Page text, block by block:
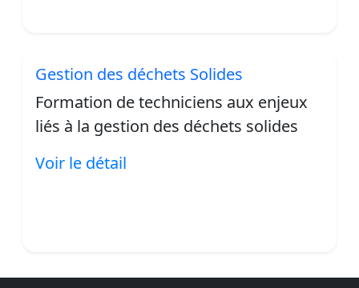
Gestion des déchets Solides
Formation de techniciens aux enjeux
liés à la gestion des déchets solides
Voir le détail